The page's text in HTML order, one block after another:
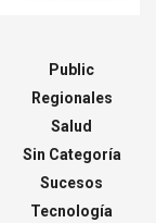
Public
Regionales
Salud
Sin Categoría
Sucesos
Tecnología